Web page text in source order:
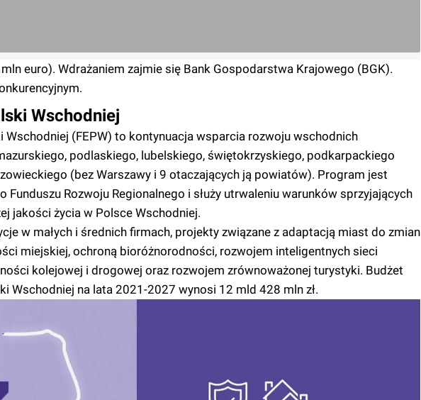
euro). Wdrażaniem zajmie się Bank Gospodarstwa Krajowego (BGK).
Wschodniej
Wschodniej (FEPW) to kontynuacja wsparcia rozwoju wschodnich
podlaskiego, lubelskiego, świętokrzyskiego, podkarpackiego
(bez Warszawy i 9 otaczających ją powiatów). Program jest
Rozwoju Regionalnego i służy utrwaleniu warunków sprzyjających
jakości życia w Polsce Wschodniej.
w małych i średnich firmach, projekty związane z adaptacją miast do zmian
miejskiej, ochroną bioróżnorodności, rozwojem inteligentnych sieci
kolejowej i drogowej oraz rozwojem zrównoważonej turystyki. Budżet
Wschodniej na lata 2021-2027 wynosi 12 mld 428 mln zł.